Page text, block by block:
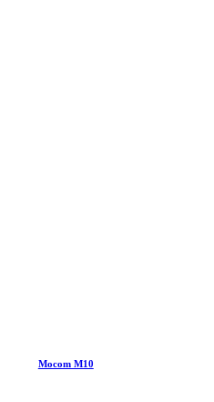
Mocom M10